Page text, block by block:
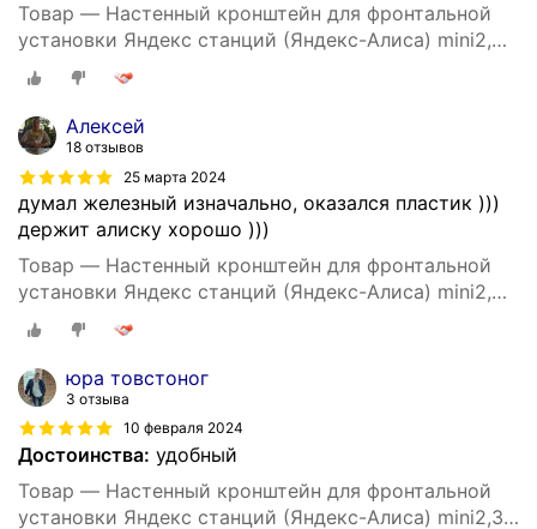
Товар — Настенный кронштейн для фронтальной
установки Яндекс станций (Яндекс-Алиса) mini2,
3D печать, белый
Алексей
18 отзывов
25 марта 2024
думал железный изначально, оказался пластик )))
держит алиску хорошо )))
Товар — Настенный кронштейн для фронтальной
установки Яндекс станций (Яндекс-Алиса) mini2,
3D печать, черный
юра товстоног
3 отзыва
10 февраля 2024
Достоинства: удобный
Товар — Настенный кронштейн для фронтальной
установки Яндекс станций (Яндекс-Алиса) mini2,3D